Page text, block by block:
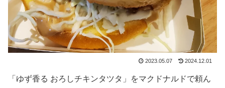
2023.05.07 2024.12.01
「ゆず香る おろしチキンタツタ」をマクドナルドで頼ん